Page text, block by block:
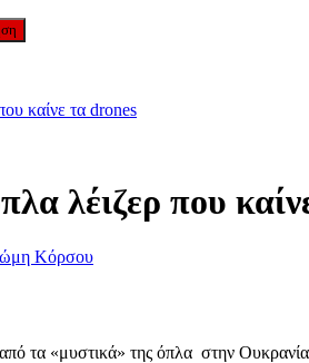
καίνε τα drones
λέιζερ που
Κόρσου
τα «μυστικά» της όπλα στην